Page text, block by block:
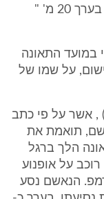
במחסן כי אני גר קרוב לבית של סמיר בערך 20 מ' "
במועד התאונה
על שמו של
[3] גרסתו של אחמד עבדאלעאל (ת/7) , אשר על פי כתב
תואמת את
הלך ברגל
על אופנוע
הנאשם נסע